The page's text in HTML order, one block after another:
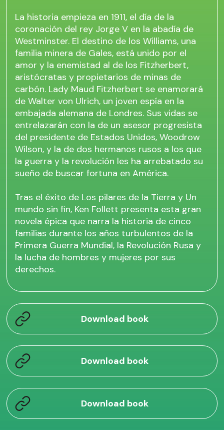
La historia empieza en 1911, el día de la
coronación del rey Jorge V en la abadía de
Westminster. El destino de los Williams, una
familia minera de Gales, está unido por el
amor y la enemistad al de los Fitzherbert,
aristócratas y propietarios de minas de
carbón. Lady Maud Fitzherbert se enamorará
de Walter von Ulrich, un joven espía en la
embajada alemana de Londres. Sus vidas se
entrelazarán con la de un asesor progresista
del presidente de Estados Unidos, Woodrow
Wilson, y la de dos hermanos rusos a los que
la guerra y la revolución les ha arrebatado su
sueño de buscar fortuna en América.
Tras el éxito de Los pilares de la Tierra y Un
mundo sin fin, Ken Follett presenta esta gran
novela épica que narra la historia de cinco
familias durante los años turbulentos de la
Primera Guerra Mundial, la Revolución Rusa y
la lucha de hombres y mujeres por sus
derechos.
Download book
Download book
Download book